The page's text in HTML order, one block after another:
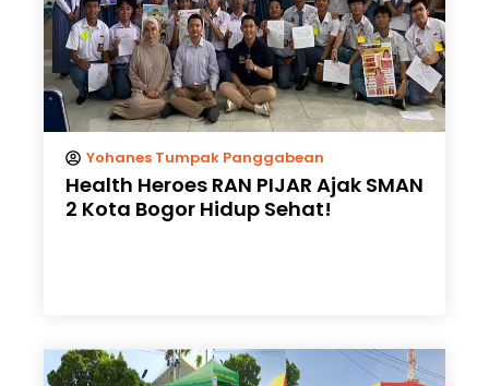
Yohanes Tumpak Panggabean
Health Heroes RAN PIJAR Ajak SMAN
2 Kota Bogor Hidup Sehat!